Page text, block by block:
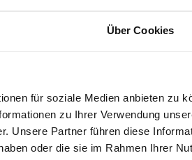
Über Cookies
für soziale Medien anbieten zu
zu Ihrer Verwendung
Unsere Partner führen diese
oder die sie im Rahmen Ihrer
Frau